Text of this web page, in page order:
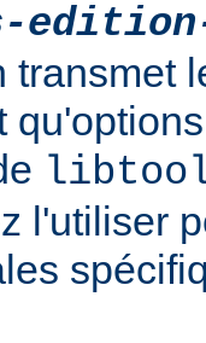
transmet
libtool
l'utiliser